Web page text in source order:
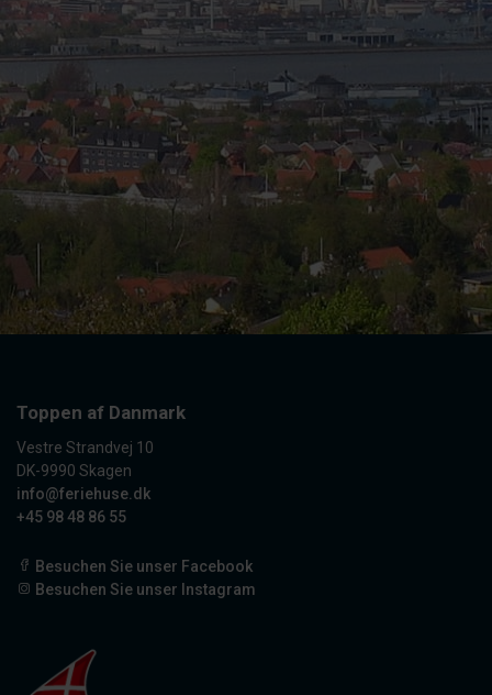
Toppen af Danmark
Vestre Strandvej 10
DK-9990 Skagen
info@feriehuse.dk
+45 98 48 86 55
Besuchen Sie unser Facebook
Besuchen Sie unser Instagram